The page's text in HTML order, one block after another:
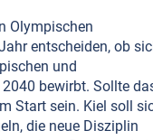
Olympischen
entscheiden, ob
und
bewirbt. Sollte
Start sein. Kiel soll
die neue Disziplin